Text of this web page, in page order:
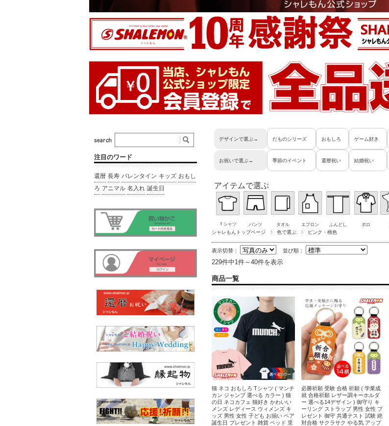
デザインで選ぶ→ だものシリーズ おもしろ ゲーム好き
お祝いで選ぶ→ 季節のイベント 還暦祝い 結婚祝い
アイテムで選ぶ
Ｔシャツ パンツ タオル エプロン ふんどし ポロ
シャレもんトップページ 色で選ぶ ピンク・桃色
表示切替： 並び順：
229件中1件～40件を表示
商品一覧
猫 ネコ おもしろ Tシャツ ( マンチ
カン ジャンプ 選べる カラー ) 猫
の日 ネコカフェ 猫好き かわいい
メンズ レディース ウィメンズ キ
ッズ 男性 女性 子ども お揃い ペア
誕生日 プレゼント 雑貨 ベッド 里
必勝祈願 受験 合格 祈願 ( 学業成
就 合格祈願 レザー調キーホルダ
ー 選べる14デザイン ) 御守り キ
ーリング ストラップ 男性 女性 プ
レゼント 御守 共通テスト 試験 絶
対合格 サクラサク やる気 アップ
注目のワード
還暦 長寿 バレンタイン キッズ おもし
ろ アニマル 名入れ 誕生日